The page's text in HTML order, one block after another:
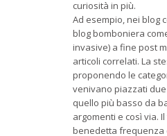
curiosità in più.
Ad esempio, nei blog
blog bomboniera
invasive) a fine post
articoli correlati. La
proponendo le
venivano piazzati
quello più basso da
argomenti e così via.
benedetta frequenza